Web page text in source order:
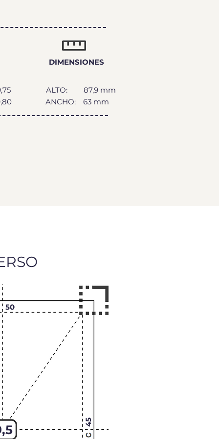
DIMENSIONES
ALTO:
ANCHO:
87,9 mm
63 mm
50
45